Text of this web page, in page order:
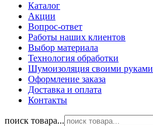
Каталог
Акции
Вопрос-ответ
Работы наших клиентов
Выбор материала
Технология обработки
Шумоизоляция своими руками
Оформление заказа
Доставка и оплата
Контакты
поиск товара...